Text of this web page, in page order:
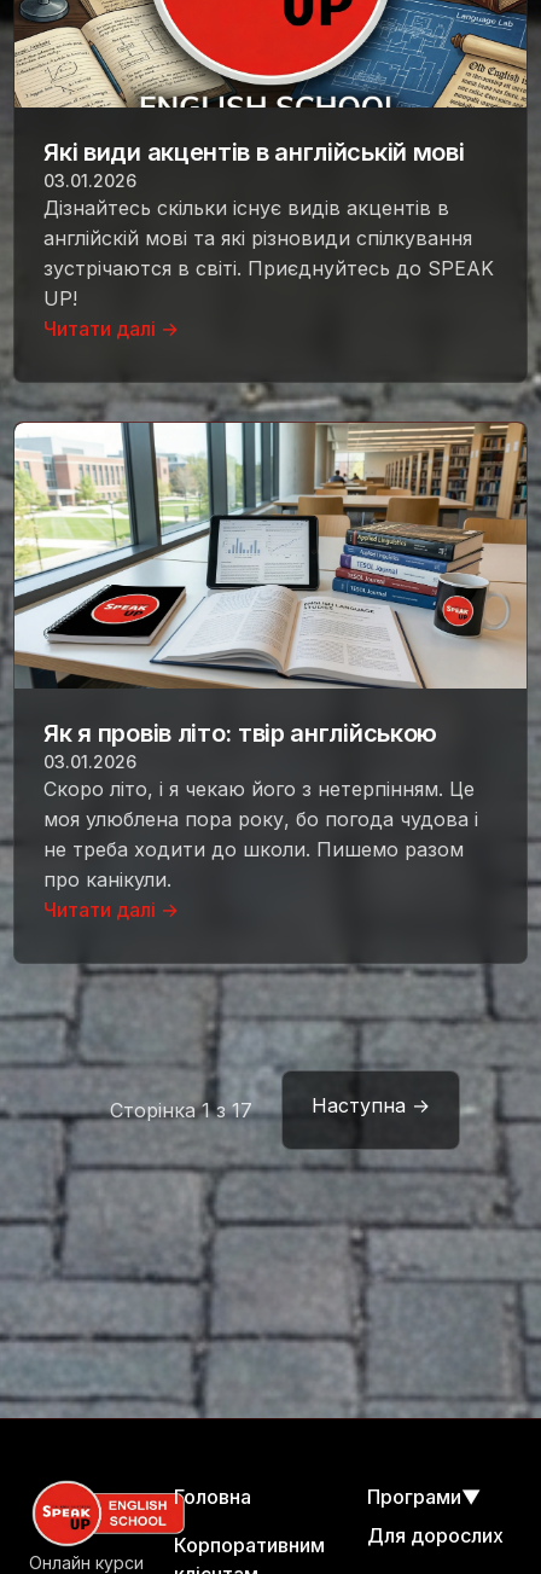
Які види акцентів в англійській мові
03.01.2026
Дізнайтесь скільки існує видів акцентів в
англійскій мові та які різновиди спілкування
зустрічаются в світі. Приєднуйтесь до SPEAK
UP!
Читати далі →
Як я провів літо: твір англійською
03.01.2026
Скоро літо, і я чекаю його з нетерпінням. Це
моя улюблена пора року, бо погода чудова і
не треба ходити до школи. Пишемо разом
про канікули.
Читати далі →
Сторінка 1 з 17 Наступна →
Онлайн курси
Головна
Корпоративним
Програми▼
Для дорослих